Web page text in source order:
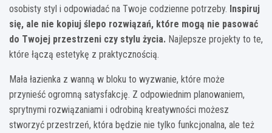
osobisty styl i odpowiadać na Twoje codzienne potrzeby. Inspiruj
się, ale nie kopiuj ślepo rozwiązań, które mogą nie pasować
do Twojej przestrzeni czy stylu życia. Najlepsze projekty to te,
które łączą estetykę z praktycznością.
Mała łazienka z wanną w bloku to wyzwanie, które może
przynieść ogromną satysfakcję. Z odpowiednim planowaniem,
sprytnymi rozwiązaniami i odrobiną kreatywności możesz
stworzyć przestrzeń, która będzie nie tylko funkcjonalna, ale też